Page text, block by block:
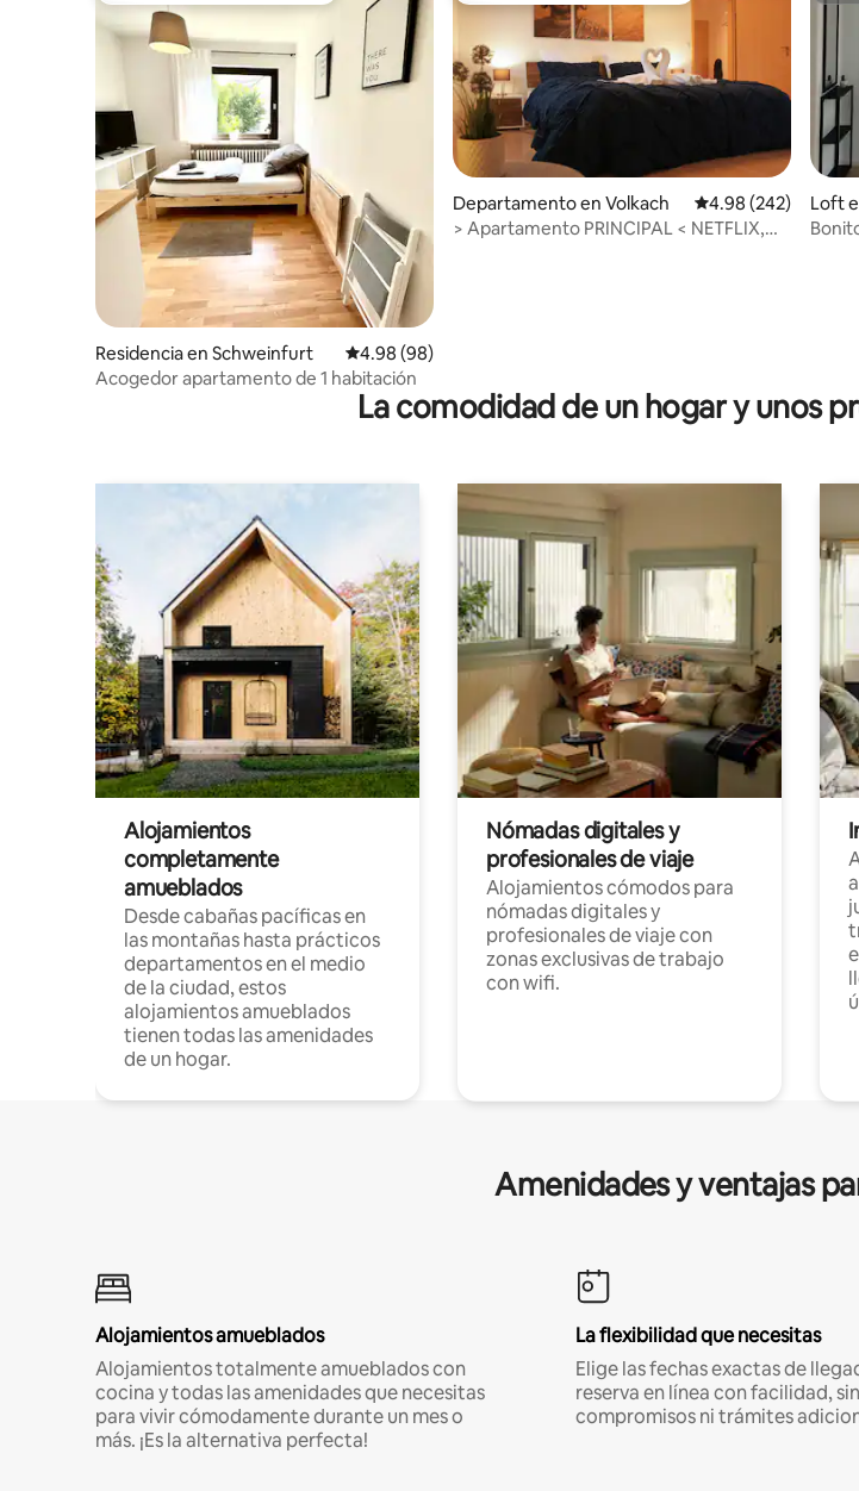
Residencia en Schweinfurt Calificación promedio: 4.98 de 5; 98 evaluaciones
4.98 (98)
Acogedor apartamento de 1 habitación
Departamento en Volkach Calificación
4.98 (242)
> Apartamento PRINCIPAL < NETFLIX,
Loft
La comodidad de un hogar y unos
Alojamientos
completamente
amueblados
Desde cabañas pacíficas en
las montañas hasta prácticos
departamentos en el medio
de la ciudad, estos
alojamientos amueblados
tienen todas las amenidades
de un hogar.
Nómadas digitales y
profesionales de viaje
Alojamientos cómodos para
nómadas digitales y
profesionales de viaje con
zonas exclusivas de trabajo
con wifi.
Amenidades y ventajas
Alojamientos amueblados
Alojamientos totalmente amueblados con
cocina y todas las amenidades que necesitas
para vivir cómodamente durante un mes o
más. ¡Es la alternativa perfecta!
La flexibilidad que necesitas
Elige las fechas exactas de
reserva en línea con facilidad, sin
compromisos ni trámites